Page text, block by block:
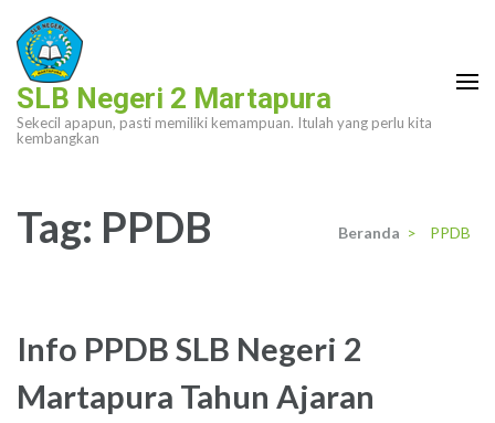
Lompat
ke
konten
(Tekan
Enter)
SLB Negeri 2 Martapura
Sekecil apapun, pasti memiliki kemampuan. Itulah yang perlu kita
kembangkan
Tag: PPDB Beranda > PPDB
Info PPDB SLB Negeri 2
Martapura Tahun Ajaran